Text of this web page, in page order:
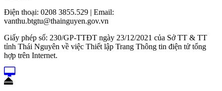
Điện thoại: 0208 3855.529 | Email:
vanthu.btgtu@thainguyen.gov.vn
Giấy phép số: 230/GP-TTĐT ngày 23/12/2021 của Sở TT & TT
tỉnh Thái Nguyên về việc Thiết lập Trang Thông tin điện tử tổng
hợp trên Internet.